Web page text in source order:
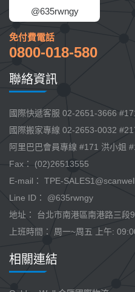
@635rwngy
免付費電話
0800-018-580
聯絡資訊
國際快遞客服 02-2651-3666
國際搬家專線 02-2653-0032
阿里巴巴會員專線 #171 洪小姐
Fax： (02)26513555
E-mail： TPE-
Line ID： @635rwngy
地址： 台北市南港區南港路三段
上班時間： 周一~周五 上午:
相關連結